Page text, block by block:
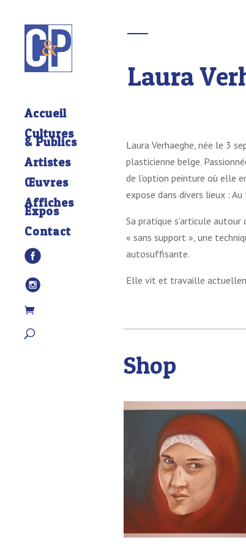
Accueil
Cultures
& Publics
Artistes
Œuvres
Affiches
Expos
Contact
Laura
Laura Verhaeghe, née le 3
plasticienne belge.
de l’option peinture où elle
expose dans divers lieux : Au
Sa pratique s’articule
« sans support », une
autosuffisante.
Elle vit et travaille
Shop